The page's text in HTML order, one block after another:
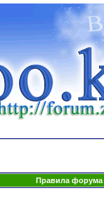
Правила форума